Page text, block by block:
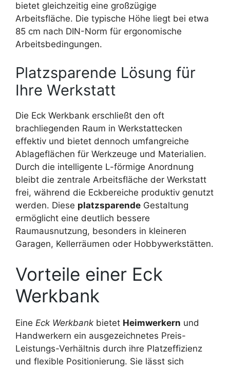
bietet gleichzeitig eine großzügige
Arbeitsfläche. Die typische Höhe liegt bei etwa
85 cm nach DIN-Norm für ergonomische
Arbeitsbedingungen.
Platzsparende Lösung für
Ihre Werkstatt
Die Eck Werkbank erschließt den oft
brachliegenden Raum in Werkstattecken
effektiv und bietet dennoch umfangreiche
Ablageflächen für Werkzeuge und Materialien.
Durch die intelligente L-förmige Anordnung
bleibt die zentrale Arbeitsfläche der Werkstatt
frei, während die Eckbereiche produktiv genutzt
werden. Diese platzsparende Gestaltung
ermöglicht eine deutlich bessere
Raumausnutzung, besonders in kleineren
Garagen, Kellerräumen oder Hobbywerkstätten.
Vorteile einer Eck
Werkbank
Eine Eck Werkbank bietet Heimwerkern und
Handwerkern ein ausgezeichnetes Preis-
Leistungs-Verhältnis durch ihre Platzeffizienz
und flexible Positionierung. Sie lässt sich